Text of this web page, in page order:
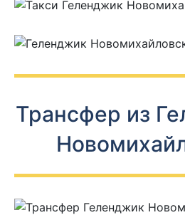
Трансфер из